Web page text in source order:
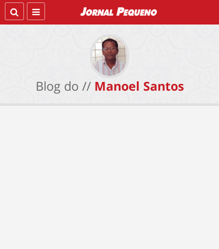
Blog do // Manoel Santos